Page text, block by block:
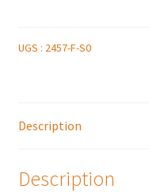
UGS : 2457-F-S0
Description
Description